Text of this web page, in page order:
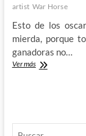
artist War Horse
Esto de los
mierda, porque
ganadoras no…
Ver másPuteo